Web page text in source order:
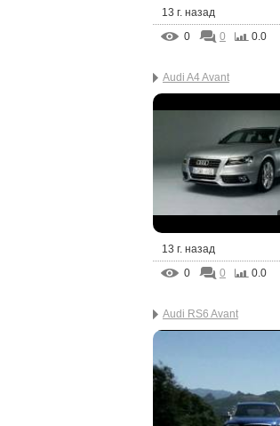
13 г. назад
0
0 0.0
Audi A4 Avant
13 г. назад
0
0 0.0
Audi RS6 Avant